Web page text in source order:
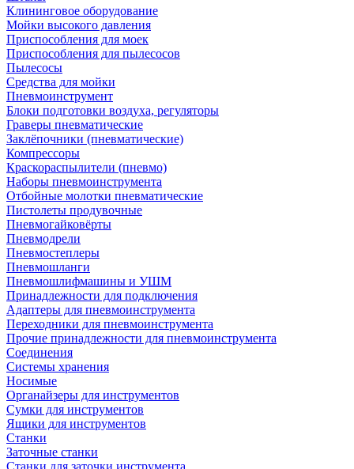
Клининговое оборудование
Мойки высокого давления
Приспособления для моек
Приспособления для пылесосов
Пылесосы
Средства для мойки
Пневмоинструмент
Блоки подготовки воздуха, регуляторы
Граверы пневматические
Заклёпочники (пневматические)
Компрессоры
Краскораспылители (пневмо)
Наборы пневмоинструмента
Отбойные молотки пневматические
Пистолеты продувочные
Пневмогайковёрты
Пневмодрели
Пневмостеплеры
Пневмошланги
Пневмошлифмашины и УШМ
Принадлежности для подключения
Адаптеры для пневмоинструмента
Переходники для пневмоинструмента
Прочие принадлежности для пневмоинструмента
Соединения
Системы хранения
Носимые
Органайзеры для инструментов
Сумки для инструментов
Ящики для инструментов
Станки
Заточные станки
Станки для заточки инструмента